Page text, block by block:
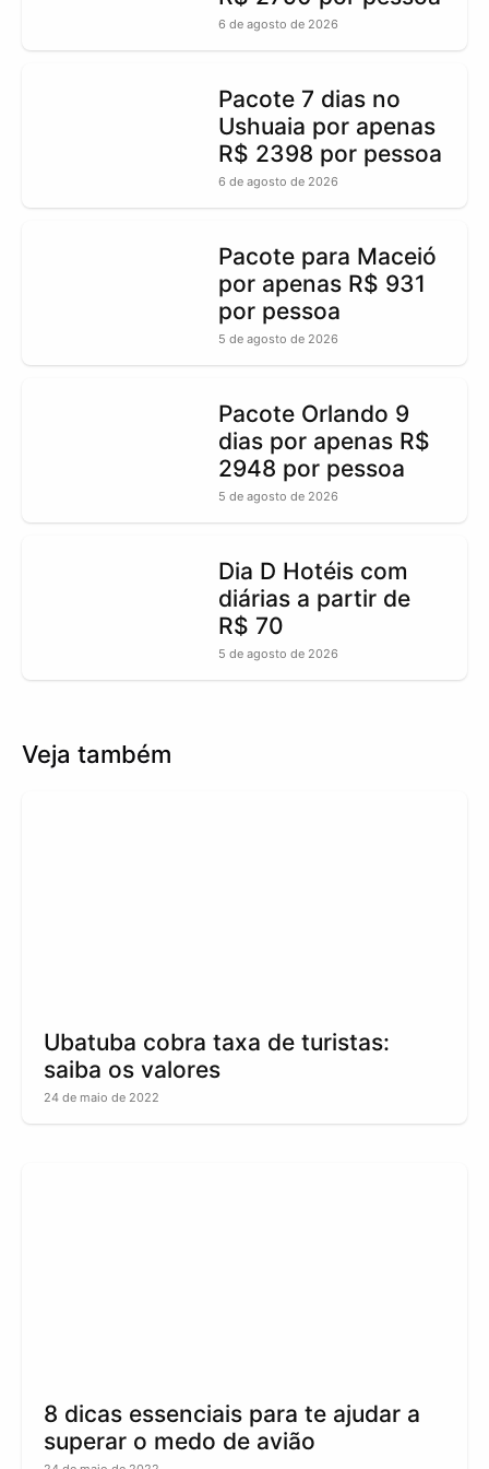
6 de agosto de 2026
Pacote 7 dias no
Ushuaia por apenas
R$ 2398 por pessoa
6 de agosto de 2026
Pacote para Maceió
por apenas R$ 931
por pessoa
5 de agosto de 2026
Pacote Orlando 9
dias por apenas R$
2948 por pessoa
5 de agosto de 2026
Dia D Hotéis com
diárias a partir de
R$ 70
5 de agosto de 2026
Veja também
Ubatuba cobra taxa de turistas:
saiba os valores
24 de maio de 2022
8 dicas essenciais para te ajudar a
superar o medo de avião